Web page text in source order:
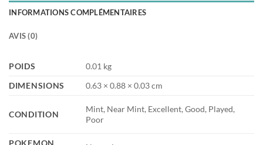
INFORMATIONS COMPLÉMENTAIRES
AVIS (0)
POIDS
0.01 kg
DIMENSIONS
0.63 × 0.88 × 0.03 cm
CONDITION
Mint, Near Mint, Excellent, Good, Played,
Poor